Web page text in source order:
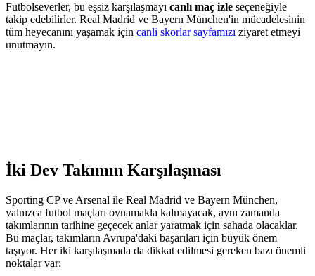
Futbolseverler, bu eşsiz karşılaşmayı canlı maç izle seçeneğiyle
takip edebilirler. Real Madrid ve Bayern München'in mücadelesinin
tüm heyecanını yaşamak için canli skorlar sayfamızı ziyaret etmeyi
unutmayın.
İki Dev Takımın Karşılaşması
Sporting CP ve Arsenal ile Real Madrid ve Bayern München,
yalnızca futbol maçları oynamakla kalmayacak, aynı zamanda
takımlarının tarihine geçecek anlar yaratmak için sahada olacaklar.
Bu maçlar, takımların Avrupa'daki başarıları için büyük önem
taşıyor. Her iki karşılaşmada da dikkat edilmesi gereken bazı önemli
noktalar var: